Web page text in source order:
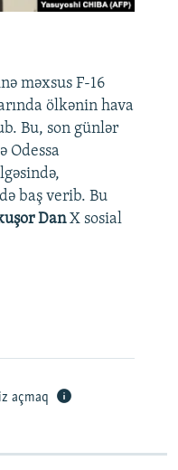
məxsus F-16
ölkənin hava
Bu, son günlər
Odessa
baş verib. Bu
DanX sosial
açmaq